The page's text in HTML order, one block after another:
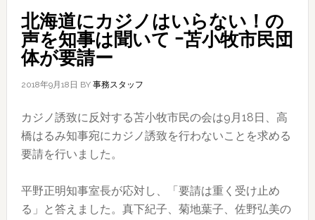
北海道にカジノはいらない！の
声を知事は聞いて ｰ苫小牧市民団
体が要請ー
2018年9月18日 BY 事務スタッフ
カジノ誘致に反対する苫小牧市民の会は9月18日、高
橋はるみ知事宛にカジノ誘致を行わないことを求める
要請を行いました。
平野正明知事室長が応対し、「要請は重く受け止め
る」と答えました。真下紀子、菊地葉子、佐野弘美の